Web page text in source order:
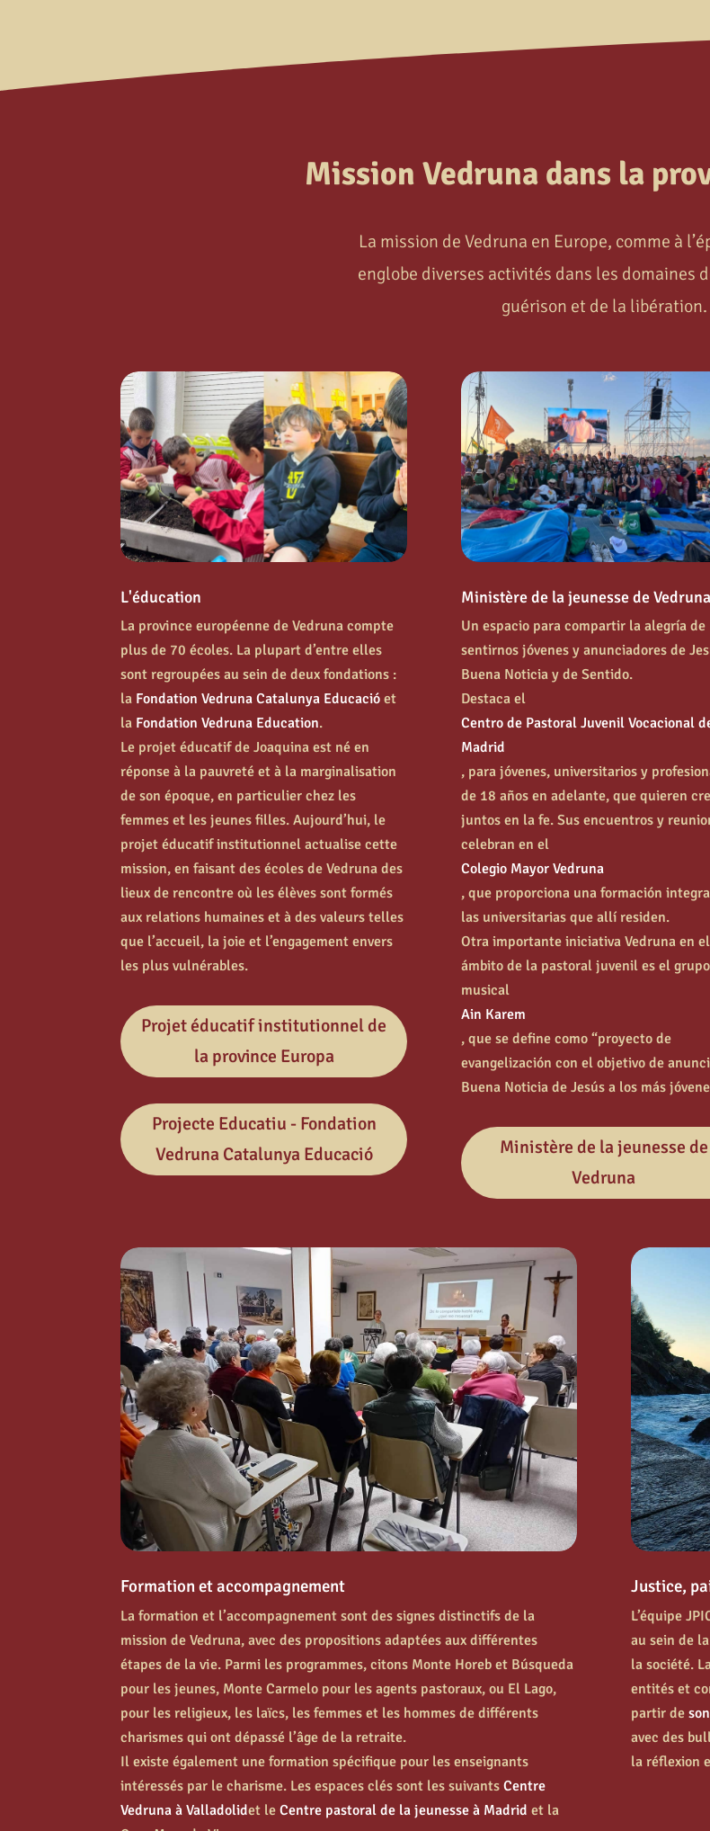
Mission Vedruna dans la
La mission de Vedruna en Europe, comme à
englobe diverses activités dans les domaines
guérison et de la libération.
L'éducation
La province européenne de Vedruna compte
plus de 70 écoles. La plupart d’entre elles
sont regroupées au sein de deux fondations :
la Fondation Vedruna Catalunya Educació et
la Fondation Vedruna Education.
Le projet éducatif de Joaquina est né en
réponse à la pauvreté et à la marginalisation
de son époque, en particulier chez les
femmes et les jeunes filles. Aujourd’hui, le
projet éducatif institutionnel actualise cette
mission, en faisant des écoles de Vedruna des
lieux de rencontre où les élèves sont formés
aux relations humaines et à des valeurs telles
que l’accueil, la joie et l’engagement envers
les plus vulnérables.
Projet éducatif institutionnel de
la province Europa
Projecte Educatiu - Fondation
Vedruna Catalunya Educació
Ministère de la jeunesse de Vedruna
Un espacio para compartir la alegría de
sentirnos jóvenes y anunciadores de
Buena Noticia y de Sentido.
Destaca el
Centro de Pastoral Juvenil Vocacional
Madrid
, para jóvenes, universitarios y
de 18 años en adelante, que quieren
juntos en la fe. Sus encuentros y
celebran en el
Colegio Mayor Vedruna
, que proporciona una formación
las universitarias que allí residen.
Otra importante iniciativa Vedruna en el
ámbito de la pastoral juvenil es el grupo
musical
Ain Karem
, que se define como “proyecto de
evangelización con el objetivo de
Buena Noticia de Jesús a los más
Ministère de la jeunesse de
Vedruna
Formation et accompagnement
La formation et l’accompagnement sont des signes distinctifs de la
mission de Vedruna, avec des propositions adaptées aux différentes
étapes de la vie. Parmi les programmes, citons Monte Horeb et Búsqueda
pour les jeunes, Monte Carmelo pour les agents pastoraux, ou El Lago,
pour les religieux, les laïcs, les femmes et les hommes de différents
charismes qui ont dépassé l’âge de la retraite.
Il existe également une formation spécifique pour les enseignants
intéressés par le charisme. Les espaces clés sont les suivantsCentre
Vedruna à Valladolidet leCentre pastoral de la jeunesse à Madrid et la
Justice,
L’équipe
au sein de
la société.
entités et
partir de
avec des
la réflexion